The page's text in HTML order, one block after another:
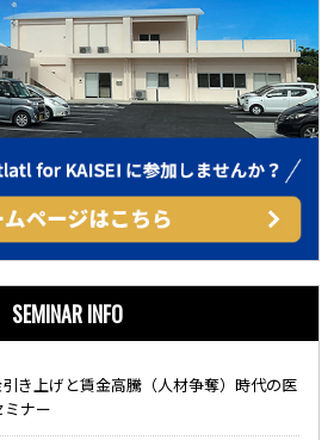
SEMINAR INFO
き上げと賃金高騰（人材争奪）時代の医
ナー